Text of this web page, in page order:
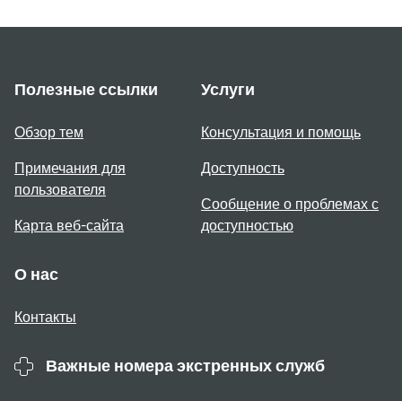
Полезные ссылки
Обзор тем
Примечания для
пользователя
Карта веб-сайта
Услуги
Консультация и помощь
Доступность
Сообщение о проблемах с
доступностью
О нас
Контакты
Важные номера экстренных служб